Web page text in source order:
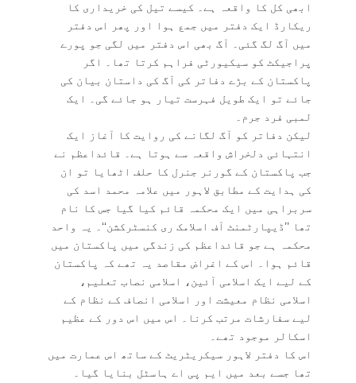
ابھی کل کا واقعہ ہے۔ کیسے تیل کی خریداری کا
ریکارڈ ایک دفتر میں جمع ہوا اور پھر اس دفتر
میں آگ لگ گئی۔ آگ بھی اس دفتر میں لگی جو پورے
پراجیکٹ کو سیکیورٹی فراہم کرتا تھا۔ اگر
پاکستان کے بڑے دفاتر کی آگ کی داستان بیان کی
جائے تو ایک طویل فہرست تیار ہو جائے گی۔ ایک
لمبی فرد جرم۔
لیکن دفاتر کو آگ لگانے کی روایت کا آغاز ایک
انتہائی دلخراش واقعہ سے ہوتا ہے۔ قائداعظم نے
جب پاکستان کے گورنر جنرل کا حلف اٹھایا تو ان
کی ہدایت کے مطابق لاہور میں علامہ محمد اسد کی
سربراہی میں ایک محکمہ قائم کیا گیا جس کا نام
تھا ’’ڈیپارٹمنٹ آف اسلامک ری کنسٹرکشن‘‘۔ یہ واحد
محکمہ ہے جو قائداعظم کی زندگی میں پاکستان میں
قائم ہوا۔ اس کے اغراض مقاصد یہ تھے کہ پاکستان
کے لیے ایک اسلامی آئین، اسلامی نصاب تعلیم،
اسلامی نظام معیشت اور اسلامی انصاف کے نظام کے
لیے سفارشات مرتب کرنا۔ اس میں اس دور کے عظیم
اسکالر موجود تھے۔
اس کا دفتر لاہور سیکریٹریٹ کے ساتھ اس عمارت میں
تھا جسے بعد میں ایم پی اے ہاسٹل بنایا گیا۔